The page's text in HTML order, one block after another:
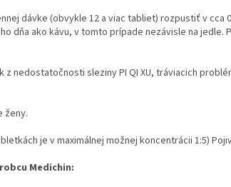
dávke (obvykle 12 a viac tabliet) rozpustiť v cca
dňa ako kávu, v tomto prípade nezávisle na jedle.
z nedostatočnosti sleziny PI QI XU, tráviacich
ženy.
je v maximálnej možnej koncentrácii 1:5)
Medichin: